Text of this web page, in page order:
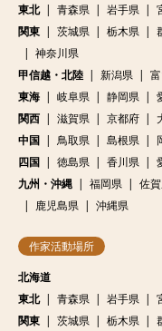
東北
青森県 岩手県
関東
茨城県 栃木県
神奈川県
甲信越・北陸
新潟県
東海
岐阜県 静岡県
関西
滋賀県 京都府
中国
鳥取県 島根県
四国
徳島県 香川県
九州・沖縄
福岡県 佐
鹿児島県
沖縄県
作家活動場所
北海道
東北
青森県 岩手県
関東
茨城県 栃木県